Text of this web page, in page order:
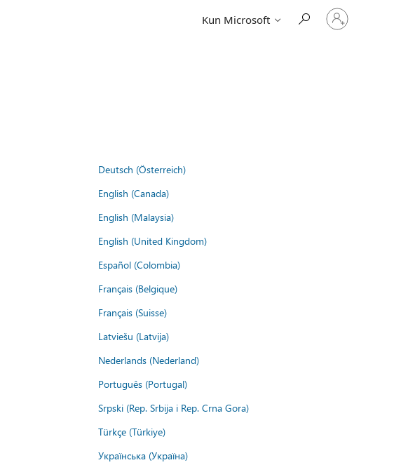
Kun Microsoft
Log
på
din
Deutsch (Österreich)
English (Canada)
English (Malaysia)
English (United Kingdom)
Español (Colombia)
Français (Belgique)
Français (Suisse)
Latviešu (Latvija)
Nederlands (Nederland)
Português (Portugal)
Srpski (Rep. Srbija i Rep. Crna Gora)
Türkçe (Türkiye)
Українська (Україна)